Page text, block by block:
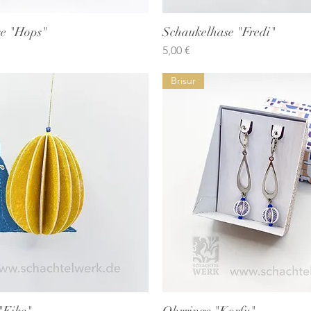
Schnellansicht
"Hops" Schnellansicht
Schaukelhase "Fredi"
Preis
5,00 €
Brisur